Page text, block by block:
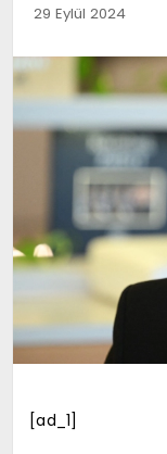
EKONOMI
TURIZM
SAĞLIK
İLETIŞIM
KÜNYE
29 Eylül 2024
[ad_1]